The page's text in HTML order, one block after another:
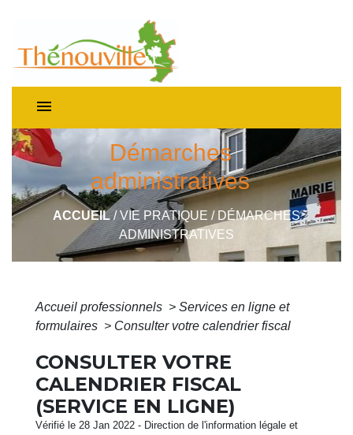
menu
Démarches
administratives
ACCUEIL/VIE PRATIQUE / DÉMARCHES
ADMINISTRATIVES
Accueil professionnels > Services en ligne et
formulaires > Consulter votre calendrier fiscal
CONSULTER VOTRE
CALENDRIER FISCAL
(SERVICE EN LIGNE)
Vérifié le 28 Jan 2022 - Direction de l'information légale et